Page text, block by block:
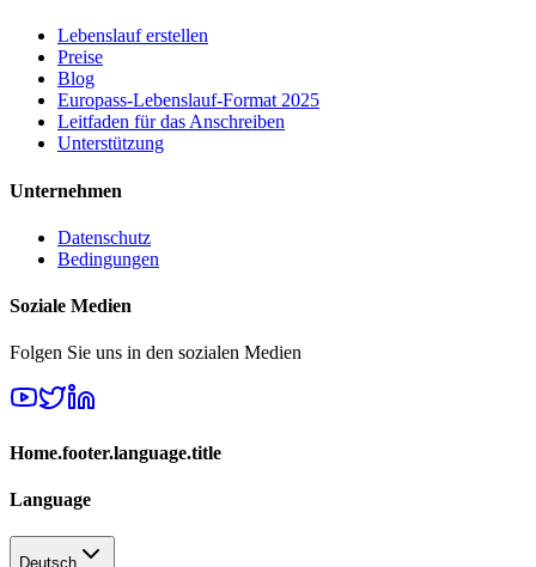
Lebenslauf erstellen
Preise
Blog
Europass-Lebenslauf-Format 2025
Leitfaden für das Anschreiben
Unterstützung
Unternehmen
Datenschutz
Bedingungen
Soziale Medien
Folgen Sie uns in den sozialen Medien
Home.footer.language.title
Language
Deutsch